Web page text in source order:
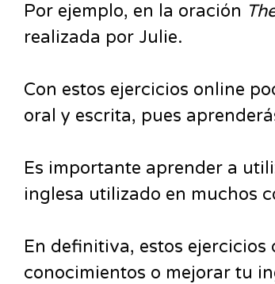
Por ejemplo, en la oración
realizada por Julie.
Con estos ejercicios online
oral y escrita, pues
Es importante aprender a
inglesa utilizado en muchos
En definitiva, estos
conocimientos o mejorar tu